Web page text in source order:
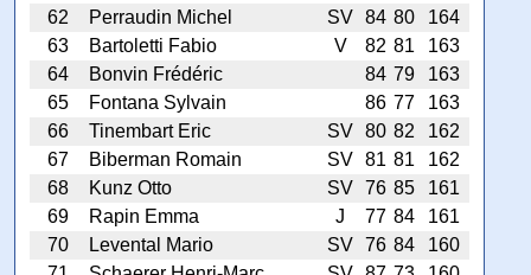
62
Perraudin Michel SV 84 80
164
63
Bartoletti Fabio V 82 81
163
64
Bonvin Frédéric 84 79
163
65
Fontana Sylvain 86 77
163
66
Tinembart Eric SV 80 82
162
67
Biberman Romain SV 81 81
162
68
Kunz Otto SV 76 85
161
69
Rapin Emma J 77 84
161
70
Levental Mario SV 76 84
160